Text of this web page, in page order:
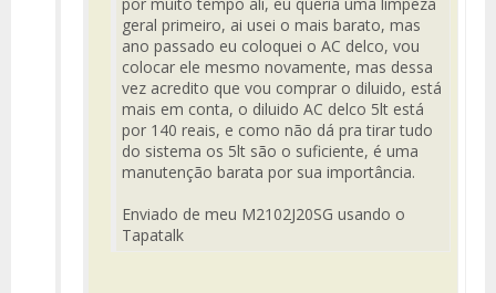
geral primeiro, ai usei o mais barato, mas
ano passado eu coloquei o AC delco, vou
colocar ele mesmo novamente, mas dessa
vez acredito que vou comprar o diluido, está
mais em conta, o diluido AC delco 5lt está
por 140 reais, e como não dá pra tirar tudo
do sistema os 5lt são o suficiente, é uma
manutenção barata por sua importância.
Enviado de meu M2102J20SG usando o
Tapatalk